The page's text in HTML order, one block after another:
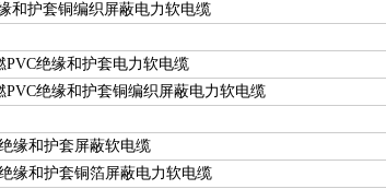
和护套铜编织屏蔽电力软电缆
PVC绝缘和护套电力软电缆
PVC绝缘和护套铜编织屏蔽电力软电缆
缘和护套屏蔽软电缆
缘和护套铜箔屏蔽电力软电缆